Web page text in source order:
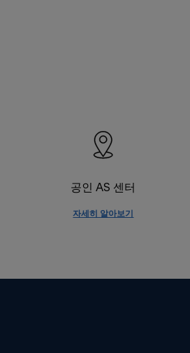
공인 AS 센터
자세히 알아보기